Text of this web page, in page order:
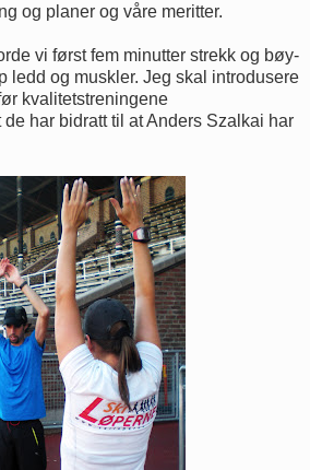
og planer og våre meritter.
vi først fem minutter strekk og bøy-
ledd og muskler. Jeg skal introdusere
kvalitetstreningene
de har bidratt til at Anders Szalkai har